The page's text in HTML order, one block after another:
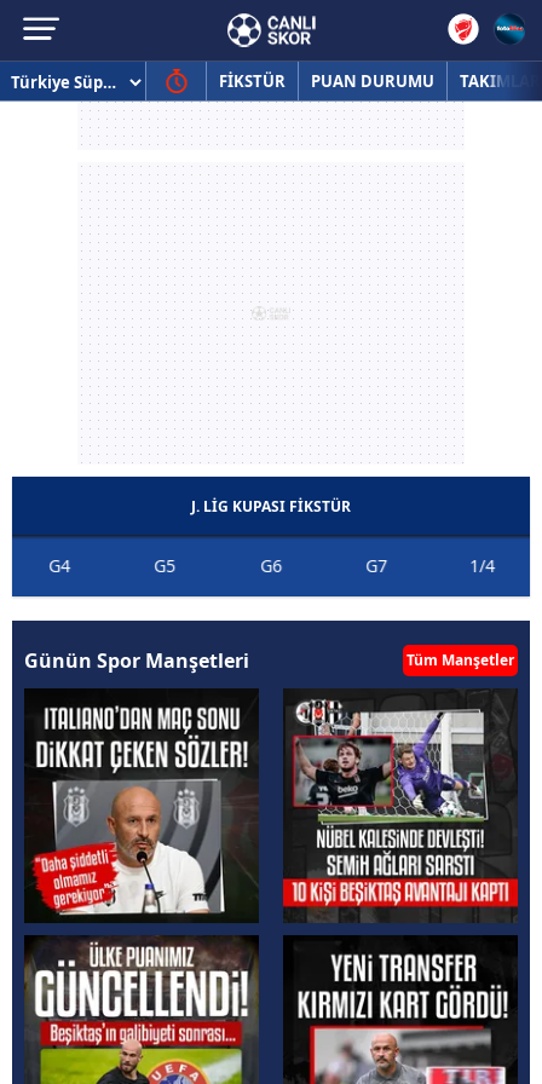
FİKSTÜR PUAN DURUMU TAKIMLAR
J. LIG KUPASI FİKSTÜR
G4 G5 G6 G7 1/4
Günün Spor Manşetleri Tüm Manşetler